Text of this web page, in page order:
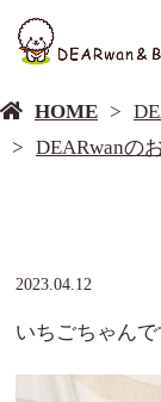
HOME
DEARwanの
2023.04.12
いちごちゃん